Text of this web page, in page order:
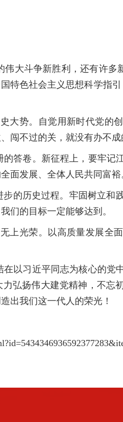
斗争新胜利，还有许多
特色社会主义思想科学指
势。自觉用新时代党的
闯不过的关，就没有办不成
卷。新征程上，要牢记
面发展、全体人民共同富裕
的历史过程。牢固树立和
们的目标一定能够达到。
光荣。以高质量发展全
以习近平同志为核心的党
弘扬伟大建党精神，不忘
出我们这一代人的荣光！